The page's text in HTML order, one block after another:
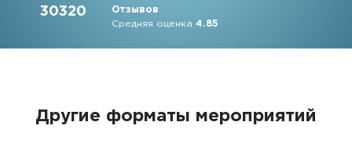
30320
Отзывов
Средняя оценка4.85
Другие форматы мероприятий